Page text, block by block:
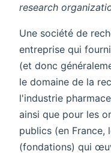
research
Une société de
entreprise qui
(et donc
le domaine de la
l'industrie
ainsi que pour les
publics (en France,
(fondations) qui